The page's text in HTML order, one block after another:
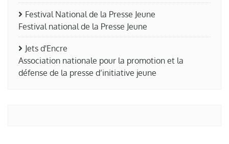
Festival National de la Presse Jeune
Festival national de la Presse Jeune
Jets d'Encre
Association nationale pour la promotion et la
défense de la presse d’initiative jeune